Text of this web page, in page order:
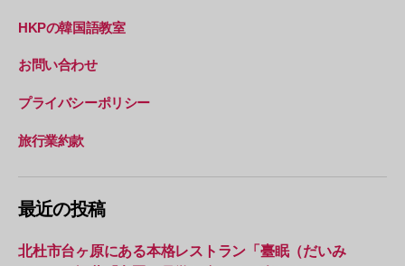
HKPの韓国語教室
お問い合わせ
プライバシーポリシー
旅行業約款
最近の投稿
北杜市台ヶ原にある本格レストラン「臺眠（だいみ